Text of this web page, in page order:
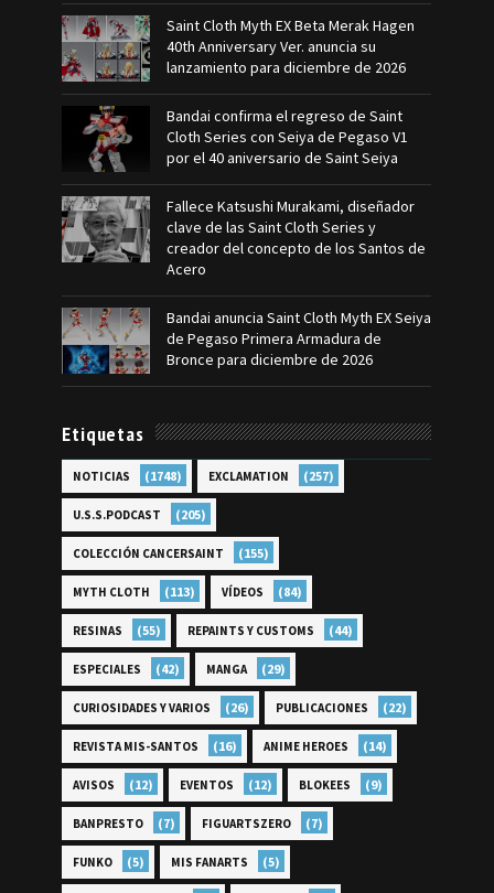
Saint Cloth Myth EX Beta Merak Hagen
40th Anniversary Ver. anuncia su
lanzamiento para diciembre de 2026
Bandai confirma el regreso de Saint
Cloth Series con Seiya de Pegaso V1
por el 40 aniversario de Saint Seiya
Fallece Katsushi Murakami, diseñador
clave de las Saint Cloth Series y
creador del concepto de los Santos de
Acero
Bandai anuncia Saint Cloth Myth EX Seiya
de Pegaso Primera Armadura de
Bronce para diciembre de 2026
Etiquetas
NOTICIAS (1748) EXCLAMATION (257)
U.S.S.PODCAST (205)
COLECCIÓN CANCERSAINT (155)
MYTH CLOTH (113) VÍDEOS (84)
RESINAS (55) REPAINTS Y CUSTOMS (44)
ESPECIALES (42) MANGA (29)
CURIOSIDADES Y VARIOS (26) PUBLICACIONES (22)
REVISTA MIS-SANTOS (16) ANIME HEROES (14)
AVISOS (12) EVENTOS (12) BLOKEES (9)
BANPRESTO (7) FIGUARTSZERO (7)
FUNKO (5) MIS FANARTS (5)